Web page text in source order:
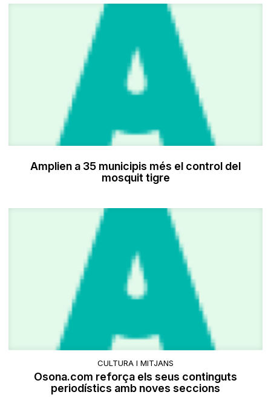
Amplien a 35 municipis més el control del
mosquit tigre
CULTURA I MITJANS
Osona.com reforça els seus continguts
periodístics amb noves seccions